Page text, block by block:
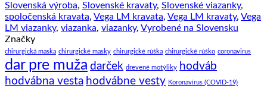
Slovenská výroba, Slovenské kravaty, Slovenské viazanky,
spoločenská kravata, Vega LM kravata, Vega LM kravaty, Vega
LM viazanky, viazanka, viazanky, Vyrobené na Slovensku
Značky
chirurgická maska chirurgické masky chirurgické rúška chirurgické rúško coronavirus
dar pre muža darček drevené motýliky
hodváb
hodvábna vesta hodvábne vesty Koronavírus (COVID-19)